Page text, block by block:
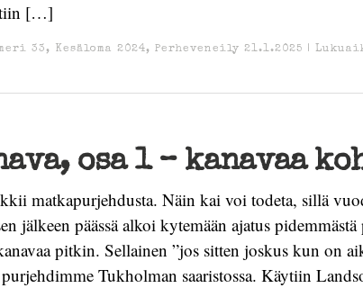
[…]
33, Kesäloma 2024, Perheveneily 21.1.2025 |
osa 1 – kanavaa
matkapurjehdusta. Näin kai voi todeta, sillä
jälkeen päässä alkoi kytemään ajatus pidemmästä
pitkin. Sellainen ”jos sitten joskus kun on
Tukholman saaristossa. Käytiin